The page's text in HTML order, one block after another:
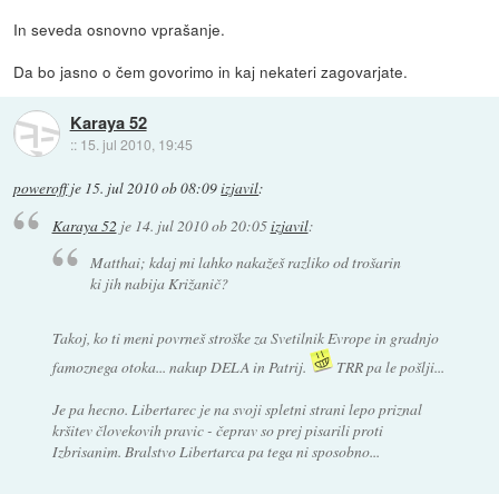
In seveda osnovno vprašanje.
Da bo jasno o čem govorimo in kaj nekateri zagovarjate.
Karaya 52
:: 15. jul 2010, 19:45
poweroffje 15. jul 2010 ob 08:09izjavil:
Karaya 52je 14. jul 2010 ob 20:05izjavil:
Matthai; kdaj mi lahko nakažeš razliko od trošarin
ki jih nabija Križanič?
Takoj, ko ti meni povrneš stroške za Svetilnik Evrope in gradnjo
famoznega otoka... nakup DELA in Patrij.
TRR pa le pošlji...
Je pa hecno. Libertarec je na svoji spletni strani lepo priznal
kršitev človekovih pravic - čeprav so prej pisarili proti
Izbrisanim. Bralstvo Libertarca pa tega ni sposobno...